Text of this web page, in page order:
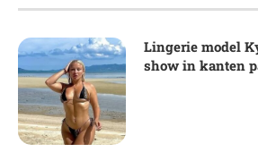
Lingerie model
show in kanten